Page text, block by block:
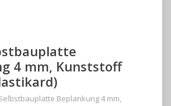
4 mm, Kunststoff
Beplankung 4 mm,